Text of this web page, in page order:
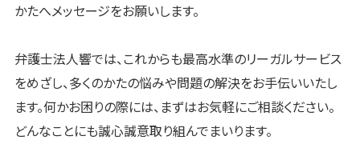
かたへメッセージをお願いします。
弁護士法人響では、これからも最高水準のリーガルサービス
をめざし、多くのかたの悩みや問題の解決をお手伝いいたし
ます。何かお困りの際には、まずはお気軽にご相談ください。
どんなことにも誠心誠意取り組んでまいります。